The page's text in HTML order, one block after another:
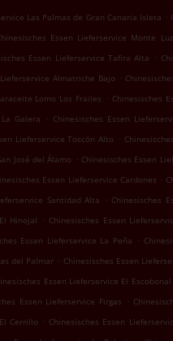
Las Palmas de Gran Canaria Isleta .
Essen Lieferservice Monte Luz
Essen Lieferservice Tafira Alta .
Almatriche Bajo .
Lomo Los Frailes . Chinesisches
Galera . Chinesisches Essen
Lieferservice Toscón Alto .
José del Álamo . Chinesisches Essen
Essen Lieferservice Cardones .
Santidad Alta . Chinesisches
Hinojal . Chinesisches Essen
Essen Lieferservice La Peña .
del Palmar . Chinesisches Essen
Essen Lieferservice El Escobonal
Essen Lieferservice Firgas .
Cerrillo . Chinesisches Essen